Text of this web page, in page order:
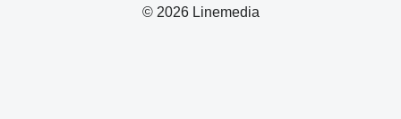
© 2026 Linemedia